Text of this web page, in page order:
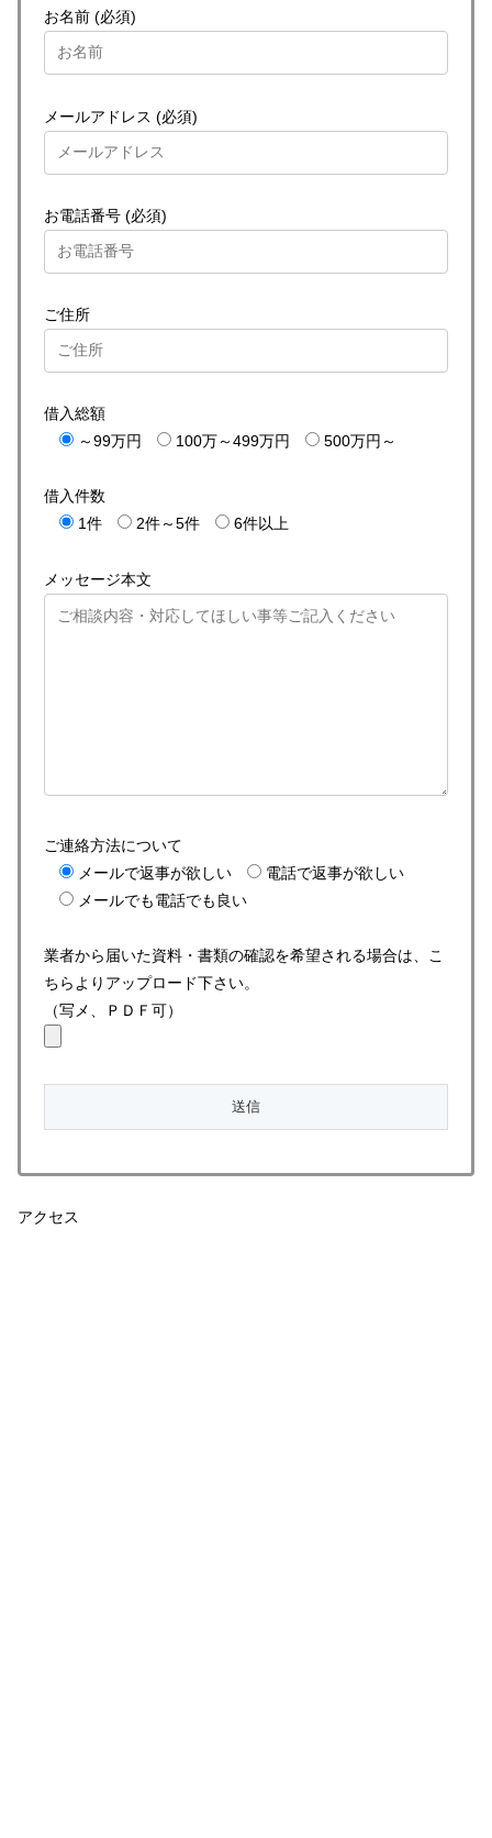
お名前 (必須)
メールアドレス (必須)
お電話番号 (必須)
ご住所
借入総額
～99万円
100万～499万円 500万円～
借入件数
1件
2件～5件 6件以上
メッセージ本文
ご連絡方法について
メールで返事が欲しい
電話で返事が欲しい
メールでも電話でも良い
業者から届いた資料・書類の確認を希望される場合は、こ
ちらよりアップロード下さい。
（写メ、ＰＤＦ可）
アクセス